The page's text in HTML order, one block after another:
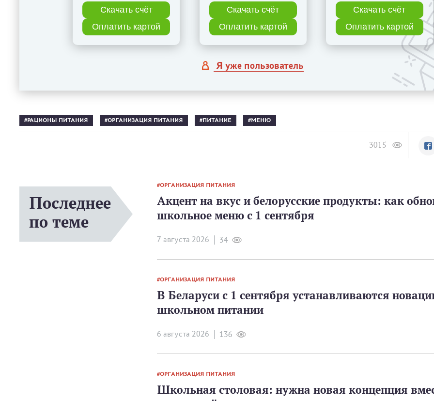
Скачать счёт
Оплатить картой
Скачать счёт
Оплатить картой
Скачать счёт
Оплатить картой
Я уже пользователь
РАЦИОНЫ ПИТАНИЯ ОРГАНИЗАЦИЯ ПИТАНИЯ ПИТАНИЕ МЕНЮ
3015
Последнее
по теме
ОРГАНИЗАЦИЯ ПИТАНИЯ
Акцент на вкус и белорусские продукты: как
школьное меню с 1 сентября
7 августа 2026 34
ОРГАНИЗАЦИЯ ПИТАНИЯ
В Беларуси с 1 сентября устанавливаются
школьном питании
6 августа 2026 136
ОРГАНИЗАЦИЯ ПИТАНИЯ
Школьная столовая: нужна новая концепция